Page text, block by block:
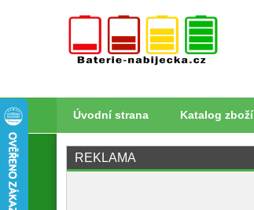
Úvodní strana Katalog zboží
REKLAMA